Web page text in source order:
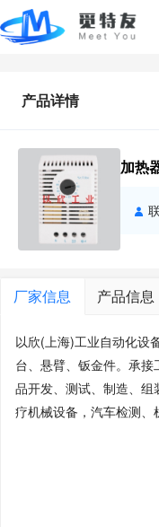
产品详情
加热
厂家信息 产品信息
以欣(上海)工业自动化设
台、悬臂、钣金件。承
品开发、测试、制造、
疗机械设备，汽车检测、